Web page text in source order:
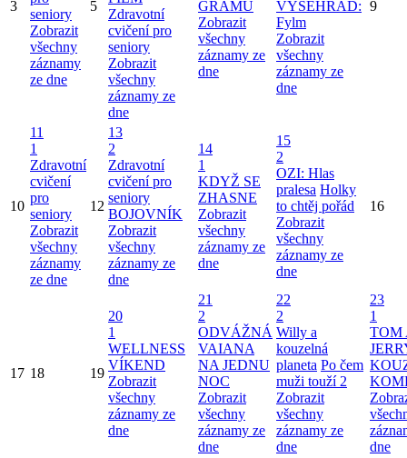
3
seniory
Zobrazit
všechny
záznamy
ze dne
5
Zdravotní
cvičení pro
seniory
Zobrazit
všechny
záznamy ze
dne
GRAMŮ
Zobrazit
všechny
záznamy ze
dne
VYŠEHRAD:
Fylm
Zobrazit
všechny
záznamy ze
dne
9
10
11
1
Zdravotní
cvičení
pro
seniory
Zobrazit
všechny
záznamy
ze dne
12
13
2
Zdravotní
cvičení pro
seniory
BOJOVNÍK
Zobrazit
všechny
záznamy ze
dne
14
1
KDYŽ SE
ZHASNE
Zobrazit
všechny
záznamy ze
dne
15
2
OZI: Hlas
pralesa Holky
to chtěj pořád
Zobrazit
všechny
záznamy ze
dne
16
17 18 19
20
1
WELLNESS
VÍKEND
Zobrazit
všechny
záznamy ze
dne
21
2
ODVÁŽNÁ
VAIANA
NA JEDNU
NOC
Zobrazit
všechny
záznamy ze
dne
22
2
Willy a
kouzelná
planeta Po čem
muži touží 2
Zobrazit
všechny
záznamy ze
dne
23
1
TOM
dne